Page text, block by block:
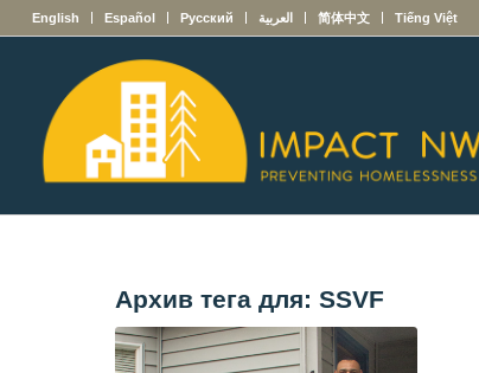
English Español Русский العربية 简体中文 Tiếng Việt
Архив тега для:SSVF